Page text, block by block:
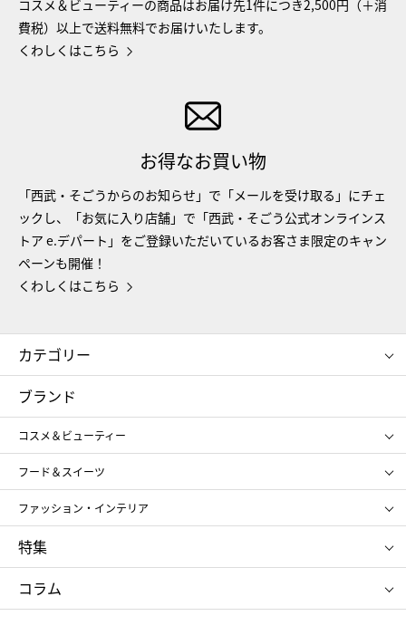
コスメ＆ビューティーの商品はお届け先1件につき2,500円（＋消
費税）以上で送料無料でお届けいたします。
くわしくはこちら
お得なお買い物
「西武・そごうからのお知らせ」で「メールを受け取る」にチェ
ックし、「お気に入り店舗」で「西武・そごう公式オンラインス
トア e.デパート」をご登録いただいているお客さま限定のキャン
ペーンも開催！
くわしくはこちら
カテゴリー
コスメ＆ビューティー
ギフト
レディース
メンズ
スポーツ・アウトドア
お中元
お歳暮
ブランド
コスメ＆ビューティー
SHISEIDO
ポール&ジョー ボーテ
ジルスチュアート
NARS
RMK
クリニーク
SK-Ⅱ
フード＆スイーツ
アンリ・シャルパンティエ
ゴディバ
新宿高野
たねや
ねんりん家
ファッション・インテリア
ポロ ラルフ ローレン
タケオ キクチ
ママ＆キッズ
シュタイフ
特集
お中元
ひな人形
五月人形
コラム